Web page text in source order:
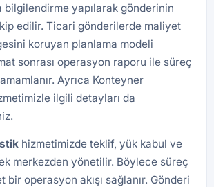
bilgilendirme yapılarak gönderinin
edilir. Ticari gönderilerde maliyet
koruyan planlama modeli
sonrası operasyon raporu ile süreç
Ayrıca Konteyner
ilgili detayları da
hizmetimizde teklif, yük kabul ve
merkezden yönetilir. Böylece süreç
bir operasyon akışı sağlanır. Gönderi